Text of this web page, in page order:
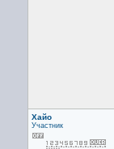
Хайо
Участник